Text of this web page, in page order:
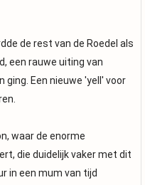
de rest van de Roedel als
een rauwe uiting van
ging. Een nieuwe 'yell' voor
waar de enorme
die duidelijk vaker met dit
in een mum van tijd